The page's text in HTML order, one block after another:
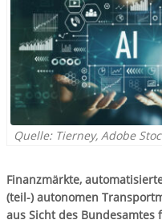
Quelle: Tierney, Adobe
Finanzmärkte,
(teil-) autonomen
aus Sicht des